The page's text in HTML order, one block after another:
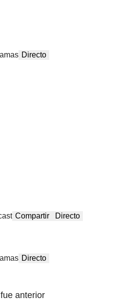
Directo
Compartir Directo
Directo
anterior